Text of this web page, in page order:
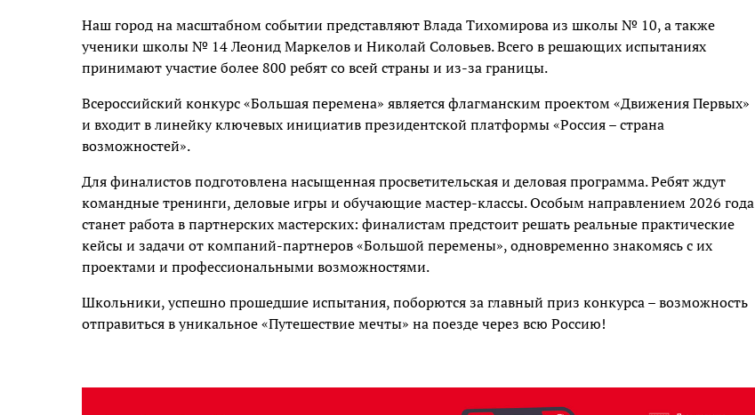
Наш город на масштабном событии представляют Влада Тихомирова из школы № 10, а также
ученики школы № 14 Леонид Маркелов и Николай Соловьев. Всего в решающих испытаниях
принимают участие более 800 ребят со всей страны и из-за границы.
Всероссийский конкурс «Большая перемена» является флагманским проектом «Движения Первых»
и входит в линейку ключевых инициатив президентской платформы «Россия – страна
возможностей».
Для финалистов подготовлена насыщенная просветительская и деловая программа. Ребят ждут
командные тренинги, деловые игры и обучающие мастер-классы. Особым направлением 2026 года
станет работа в партнерских мастерских: финалистам предстоит решать реальные практические
кейсы и задачи от компаний-партнеров «Большой перемены», одновременно знакомясь с их
проектами и профессиональными возможностями.
Школьники, успешно прошедшие испытания, поборются за главный приз конкурса – возможность
отправиться в уникальное «Путешествие мечты» на поезде через всю Россию!